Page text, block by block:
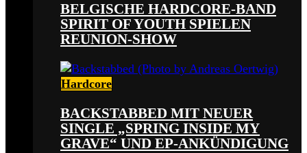
BELGISCHE HARDCORE-BAND
SPIRIT OF YOUTH SPIELEN
REUNION-SHOW
Hardcore
BACKSTABBED MIT NEUER
SINGLE „SPRING INSIDE MY
GRAVE“ UND EP-ANKÜNDIGUNG